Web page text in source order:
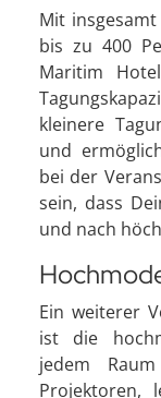
Mit
bis zu 400
Maritim
kleinere
und
bei der
sein, dass
und nach
Ein weiterer
ist die
jedem
Projektoren,